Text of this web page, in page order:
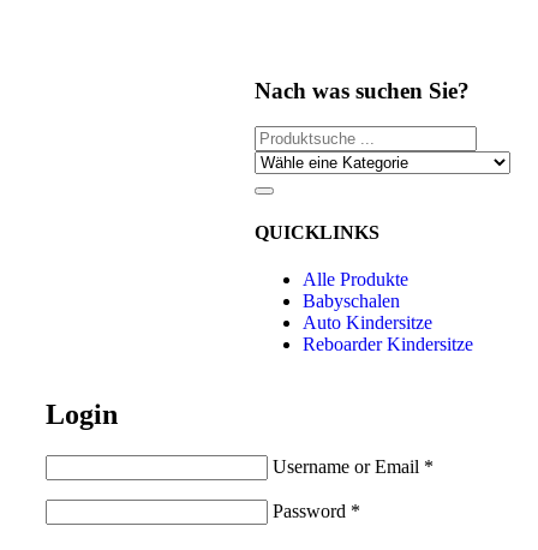
Nach was suchen Sie?
QUICKLINKS
Alle Produkte
Babyschalen
Auto Kindersitze
Reboarder Kindersitze
Login
Username or Email *
Password *